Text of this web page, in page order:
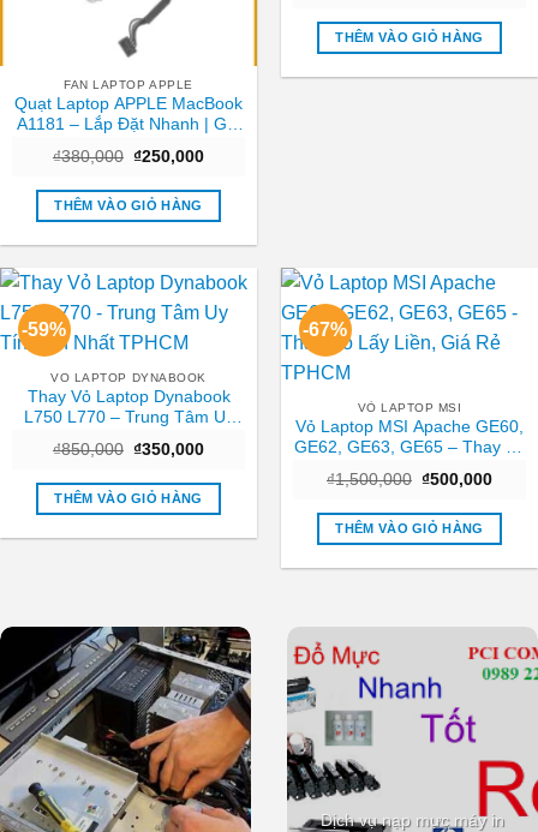
FAN LAPTOP APPLE
Quạt Laptop APPLE MacBook
A1181 – Lắp Đặt Nhanh | Giá
₫380,000 Giá
là:
₫380,000.
₫250,000Giá
tại
₫250,000.
THÊM VÀO GIỎ HÀNG
là:
₫4,800,000.
tại
THÊM VÀO GIỎ HÀNG
-59%
VO LAPTOP DYNABOOK
Thay Vỏ Laptop Dynabook
L750 L770 – Trung Tâm Uy
₫850,000 Giá
là:
₫850,000.
₫350,000Giá
tại
₫350,000.
THÊM VÀO GIỎ HÀNG
-67%
VỎ LAPTOP MSI
Vỏ Laptop MSI Apache GE60,
GE62, GE63, GE65 – Thay Vỏ
₫1,500,000 Giá
là:
₫1,500,000.
₫500,000Giá
tại
THÊM VÀO GIỎ HÀNG
Dịch vụ nạp mực máy in